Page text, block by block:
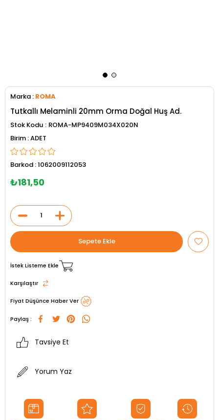
Marka : ROMA
Tutkallı Melaminli 20mm Orma Doğal Huş Ad.
Stok Kodu
ROMA-MP9409M034X020N
ADET
Barkod :1062009112053
₺181,50
İstek Listeme Ekle
Karşılaştır
Fiyat Düşünce Haber Ver
Paylaş :
Tavsiye Et
Yorum Yaz